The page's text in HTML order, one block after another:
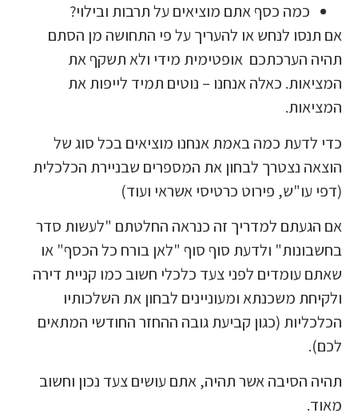
כמה כסף אתם מוציאים על תרבות ובילוי?
אם תנסו לנחש או להעריך על פי התחושה מן הסתם
תהיה הערכתכם אופטימית מידי ולא תשקף את
המציאות. כאלה אנחנו – נוטים תמיד לייפות את
המציאות.
כדי לדעת כמה באמת אנחנו מוציאים בכל סוג של
הוצאה נצטרך לבחון את המספרים שבניירת הכלכלית
(דפי עו"ש, פירוט כרטיסי אשראי ועוד)
אם הגעתם למדריך זה כנראה החלטתם "לעשות סדר
בחשבונות" ולדעת סוף סוף "לאן בורח כל הכסף" או
שאתם עומדים לפני צעד כלכלי חשוב כמו קניית דירה
ולקיחת משכנתא ומעוניינים לבחון את השלכותיו
הכלכליות (כגון קביעת גובה ההחזר החודשי המתאים
לכם).
תהיה הסיבה אשר תהיה, אתם עושים צעד נכון וחשוב
מאוד.